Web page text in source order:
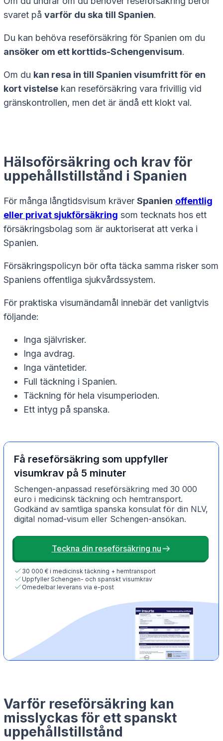
svaret på varför du ska till Spanien.
Du kan behöva reseförsäkring för Spanien om du
ansöker om ett korttids-Schengenvisum.
Om du kan resa in till Spanien visumfritt för en
kort vistelse kan reseförsäkring vara frivillig vid
gränskontrollen, men det är ändå ett klokt val.
Hälsoförsäkring och krav för
uppehållstillstånd i Spanien
För många långtidsvisum kräver Spanien offentlig
eller privat sjukförsäkring som tecknats hos ett
försäkringsbolag som är auktoriserat att verka i
Spanien.
Försäkringspolicyn bör ofta täcka samma risker som
Spaniens offentliga sjukvårdssystem.
För praktiska visumändamål innebär det vanligtvis
följande:
Inga självrisker.
Inga avdrag.
Inga väntetider.
Full täckning i Spanien.
Täckning för hela visumperioden.
Ett intyg på spanska.
Få reseförsäkring som uppfyller
visumkrav på 5 minuter
Schengen-anpassad reseförsäkring med 30 000
euro i medicinsk täckning och hemtransport.
Godkänd av samtliga spanska konsulat för din NLV,
digital nomad-visum eller Schengen-ansökan.
Teckna din reseförsäkring nu
30 000 € i medicinsk täckning + hemtransport
Uppfyller Schengen- och spanskt visumkrav
Omedelbar leverans via e-post
Varför reseförsäkring kan
misslyckas för ett spanskt
uppehållstillstånd